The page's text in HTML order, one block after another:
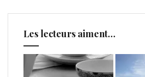
Les lecteurs aiment…